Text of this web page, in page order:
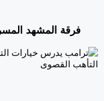
فرقة المشهد